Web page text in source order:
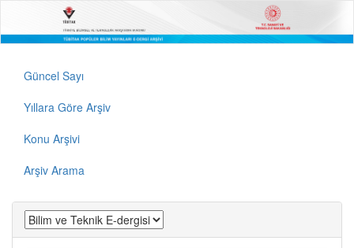
Güncel Sayı
Yıllara Göre Arşiv
Konu Arşivi
Arşiv Arama